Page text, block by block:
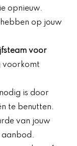
opnieuw.
op jouw
voor
voorkomt
is door
te benutten.
van jouw
aanbod.